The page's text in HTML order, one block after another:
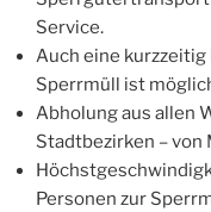
Service.
Auch eine
Sperrmüll ist
Abholung aus allen
Stadtbezirken – von
Personen zur